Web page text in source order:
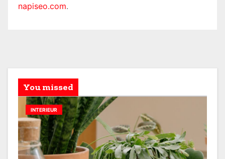
napiseo.com.
You missed
INTERIEUR